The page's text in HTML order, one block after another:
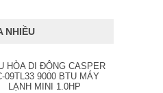
NHIỀU
HÒA DI ĐỘNG CASPER
09TL33 9000 BTU MÁY
LẠNH MINI 1.0HP